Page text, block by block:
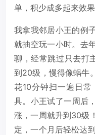
单，积少成多起来效果
我拿我邻居小王的例
就抽空玩一小时。去
聊，经常跳过只去打
到20级，慢得像蜗牛
花10分钟扫一遍日
具。小王试了一周后
涨，一周就升到30级
定，一个月后轻松达